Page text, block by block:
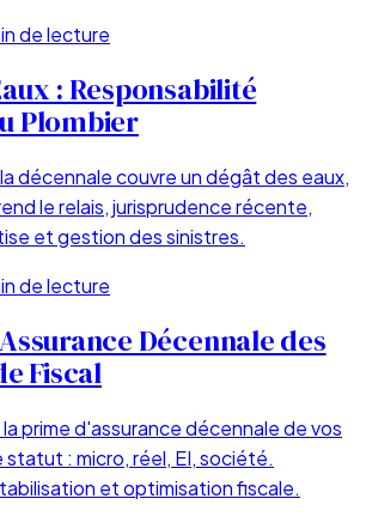
de lecture
: Responsabilité
Plombier
décennale couvre un dégât des eaux,
le relais, jurisprudence récente,
et gestion des sinistres.
de lecture
Décennale des
Fiscal
prime d'assurance décennale de vos
: micro, réel, EI, société.
et optimisation fiscale.